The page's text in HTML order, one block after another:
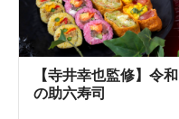
【寺井幸也監修】令和
の助六寿司